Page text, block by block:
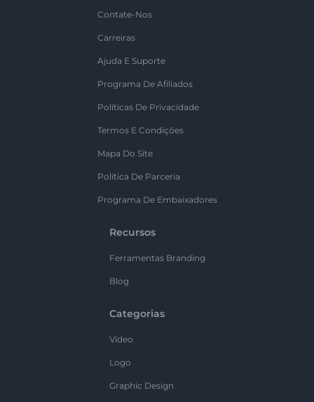
Contate-Nos
Carreiras
Ajuda E Suporte
Programa De Afiliados
Políticas De Privacidade
Termos E Condições
Mapa Do Site
Política De Parceria
Programa De Embaixadores
Recursos
Ferramentas Branding
Blog
Categorias
Vídeo
Logo
Graphic Design